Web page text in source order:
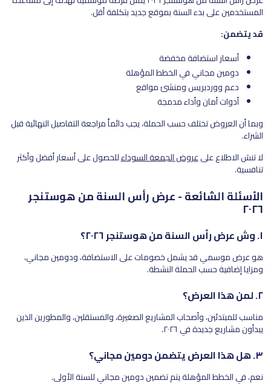
المستخدمين على بدء السنة بموقع جديد بتكلفة أقل.
قد يتضمن:
أسعار استضافة مخفضة
دومين مجاني في الخطط المؤهلة
دعم ووردبريس ومنشئ مواقع
أدوات أمان وأداء مدمجة
وبما أن العروض تختلف حسب الحملة، يجب دائماً مراجعة التفاصيل النهائية قبل
الشراء.
لا تنسَ الاطلاع علىعروض الجمعة السوداءللحصول على أسعار أفضل وأكثر
تنافسية.
الأسئلة الشائعة - عرض رأس السنة من هوستنجر
٢٠٢٦
١. وش عرض رأس السنة من هوستنجر ٢٠٢٦؟
هو عرض موسمي قد يشمل خصومات على الاستضافة، ودومين مجاني،
ومزايا إضافية حسب الحملة النشطة.
٢. لمن هذا العرض؟
مناسب للمبتدئين، وأصحاب المشاريع الصغيرة، والمستقلين، والمطورين الذين
يبدأون مشاريع جديدة في ٢٠٢٦.
٣. هل هذا العرض يتضمن دومين مجاني؟
نعم، في الخطط المؤهلة يتم تضمين دومين مجاني للسنة الأولى.